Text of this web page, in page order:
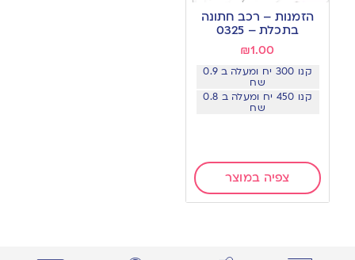
to
wishlist
הזמנות – רכב חתונה
בתכלת – 0325
₪1.00
קנו 300 יח ומעלה ב 0.9
שח
קנו 450 יח ומעלה ב 0.8
שח
צפיה במוצר